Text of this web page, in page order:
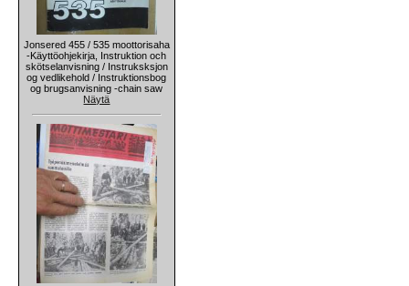
Jonsered 455 / 535 moottorisaha
-Käyttöohjekirja, Instruktion och
skötselanvisning / Instruksksjon
og vedlikehold / Instruktionsbog
og brugsanvisning -chain saw
Näytä